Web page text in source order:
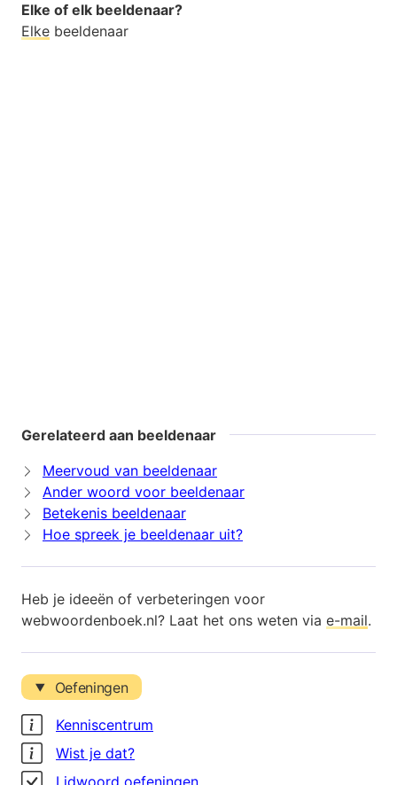
Elke of elk beeldenaar?
Elke beeldenaar
Gerelateerd aan beeldenaar
Meervoud van beeldenaar
Ander woord voor beeldenaar
Betekenis beeldenaar
Hoe spreek je beeldenaar uit?
Heb je ideeën of verbeteringen voor
webwoordenboek.nl? Laat het ons weten via e-mail.
Oefeningen
Kenniscentrum
Wist je dat?
Lidwoord oefeningen